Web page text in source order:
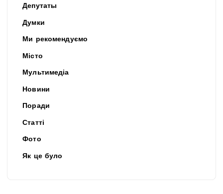
Депутаты
Думки
Ми рекомендуємо
Місто
Мультимедіа
Новини
Поради
Статті
Фото
Як це було